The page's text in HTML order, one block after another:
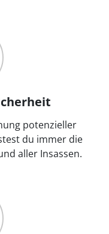
potenzieller
du immer die
aller Insassen.